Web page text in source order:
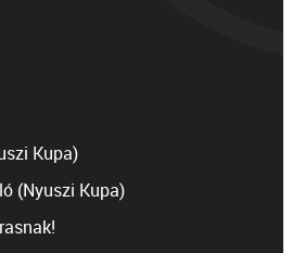
Kupa)
(Nyuszi Kupa)